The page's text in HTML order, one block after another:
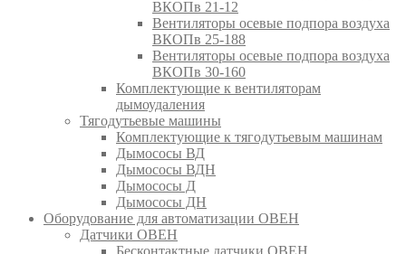
ВКОПв 21-12
Вентиляторы осевые подпора воздуха
ВКОПв 25-188
Вентиляторы осевые подпора воздуха
ВКОПв 30-160
Комплектующие к вентиляторам
дымоудаления
Тягодутьевые машины
Комплектующие к тягодутьевым машинам
Дымососы ВД
Дымососы ВДН
Дымососы Д
Дымососы ДН
Оборудование для автоматизации ОВЕН
Датчики ОВЕН